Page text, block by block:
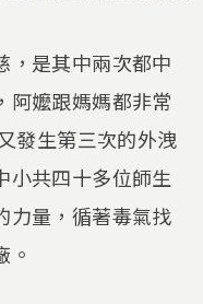
，是其中兩次都中
阿嬤跟媽媽都非常
發生第三次的外洩
小共四十多位師生
力量，循著毒氣找